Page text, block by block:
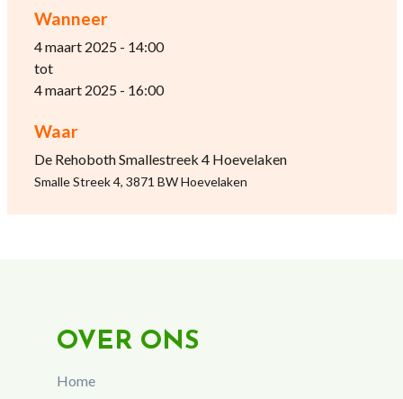
Wanneer
4 maart 2025 - 14:00
tot
4 maart 2025 - 16:00
Waar
De Rehoboth Smallestreek 4 Hoevelaken
Smalle Streek 4, 3871 BW Hoevelaken
OVER ONS
Home